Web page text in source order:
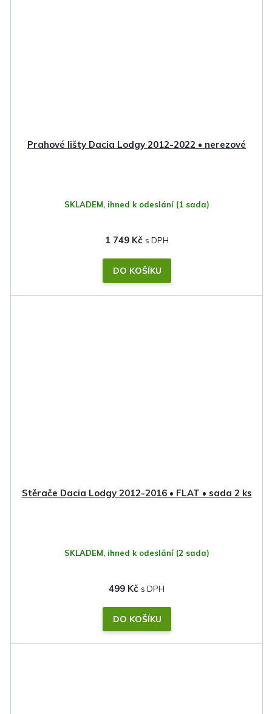
Prahové lišty Dacia Lodgy 2012-2022 • nerezové
SKLADEM, ihned k odeslání (1 sada)
1 749 Kč
DO KOŠÍKU
Stěrače Dacia Lodgy 2012-2016 • FLAT • sada 2 ks
SKLADEM, ihned k odeslání (2 sada)
499 Kč
DO KOŠÍKU